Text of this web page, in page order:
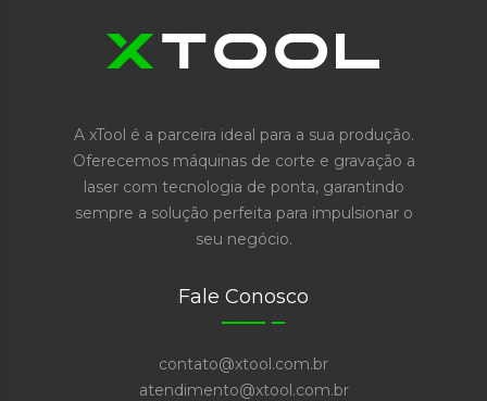
A xTool é a parceira ideal para a sua produção.
Oferecemos máquinas de corte e gravação a
laser com tecnologia de ponta, garantindo
sempre a solução perfeita para impulsionar o
seu negócio.
Fale Conosco
contato@xtool.com.br
atendimento@xtool.com.br